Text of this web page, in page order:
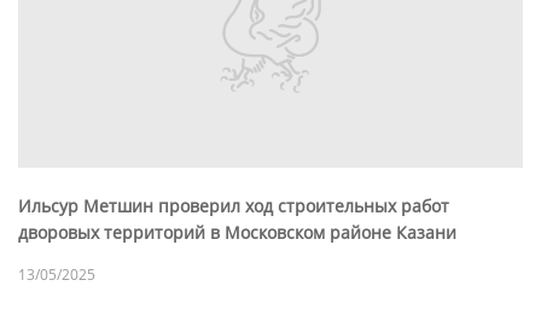
Ильсур Метшин проверил ход строительных работ
дворовых территорий в Московском районе Казани
13/05/2025